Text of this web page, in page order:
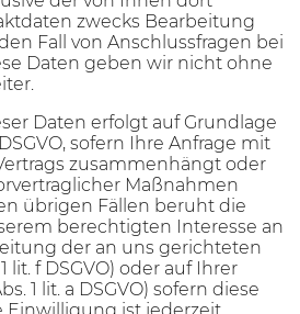
zwecks Bearbeitung
Fall von Anschlussfragen bei
Daten geben wir nicht ohne
Daten erfolgt auf Grundlage
sofern Ihre Anfrage mit
zusammenhängt oder
Maßnahmen
übrigen Fällen beruht die
berechtigten Interesse an
der an uns gerichteten
lit. f DSGVO) oder auf Ihrer
1 lit. a DSGVO) sofern diese